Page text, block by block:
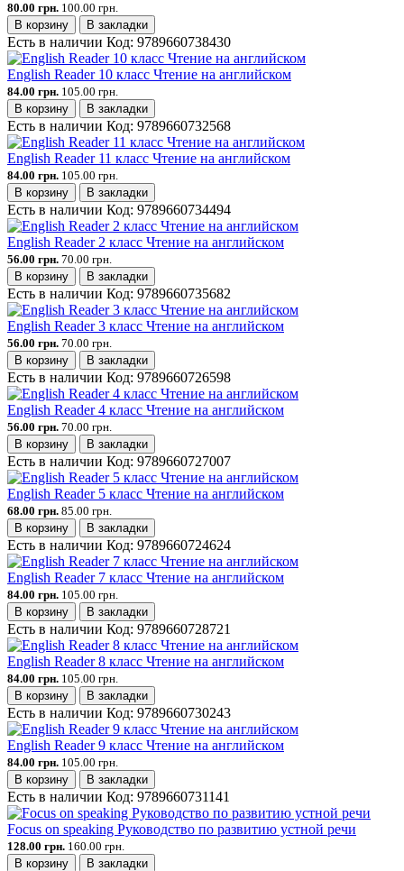
80.00 грн. 100.00 грн.
В корзину
В закладки
Есть в наличии Код: 9789660738430
English Reader 10 класс Чтение на английском
84.00 грн. 105.00 грн.
В корзину
В закладки
Есть в наличии Код: 9789660732568
English Reader 11 класс Чтение на английском
84.00 грн. 105.00 грн.
В корзину
В закладки
Есть в наличии Код: 9789660734494
English Reader 2 класс Чтение на английском
56.00 грн. 70.00 грн.
В корзину
В закладки
Есть в наличии Код: 9789660735682
English Reader 3 класс Чтение на английском
56.00 грн. 70.00 грн.
В корзину
В закладки
Есть в наличии Код: 9789660726598
English Reader 4 класс Чтение на английском
56.00 грн. 70.00 грн.
В корзину
В закладки
Есть в наличии Код: 9789660727007
English Reader 5 класс Чтение на английском
68.00 грн. 85.00 грн.
В корзину
В закладки
Есть в наличии Код: 9789660724624
English Reader 7 класс Чтение на английском
84.00 грн. 105.00 грн.
В корзину
В закладки
Есть в наличии Код: 9789660728721
English Reader 8 класс Чтение на английском
84.00 грн. 105.00 грн.
В корзину
В закладки
Есть в наличии Код: 9789660730243
English Reader 9 класс Чтение на английском
84.00 грн. 105.00 грн.
В корзину
В закладки
Есть в наличии Код: 9789660731141
Focus on speaking Руководство по развитию устной речи
128.00 грн. 160.00 грн.
В корзину
В закладки